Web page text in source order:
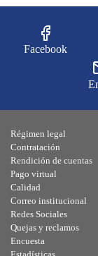
Facebook
Régimen legal
Contratación
Rendición de cuentas
Pago virtual
Calidad
Correo institucional
Redes Sociales
Quejas y reclamos
Encuesta